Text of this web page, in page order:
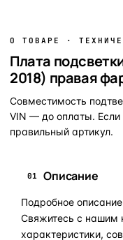
О ТОВАРЕ ·
Плата
2018) правая
Совместимость
VIN — до оплаты. Если
правильный артикул.
01 Описание
Подробное
Свяжитесь с нашим
характеристики,